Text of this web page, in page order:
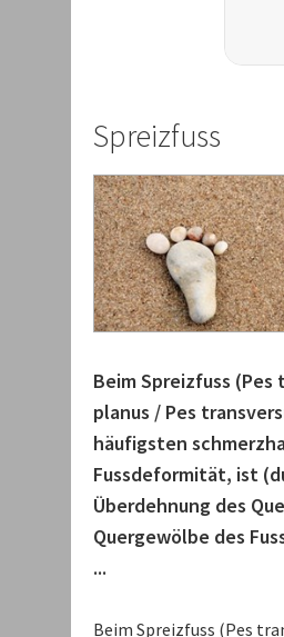
Spreizfuss
Beim Spreizfuss (Pes
planus / Pes
häufigsten
Fussdeformität, ist
Überdehnung des
Quergewölbe des
...
Beim Spreizfuss (Pes